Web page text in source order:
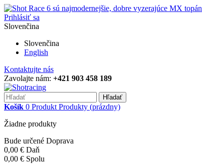
Prihlásiť sa
Slovenčina
Slovenčina
English
Kontaktujte nás
Zavolajte nám: +421 903 458 189
Hľadať
Košík 0 Produkt Produkty (prázdny)
Žiadne produkty
Bude určené Doprava
0,00 € Daň
0,00 € Spolu